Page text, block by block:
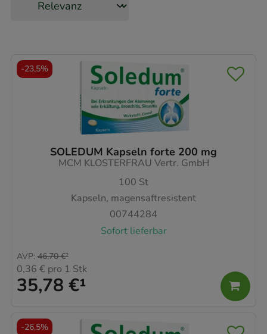
SOLEDUM Kapseln forte 200 mg
MCM KLOSTERFRAU Vertr. GmbH
100 St
Kapseln, magensaftresistent
00744284
Sofort lieferbar
35,78 €¹
AVP: 46,70 €²
0,36 € pro 1 Stk
-23,5%
-26,5%